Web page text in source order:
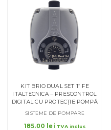
KIT BRIO DUAL SET 1” FE
ITALTECNICA – PRESCONTROL
DIGITAL CU PROTECȚIE POMPĂ
SISTEME DE POMPARE
185.00 lei TVA inclus